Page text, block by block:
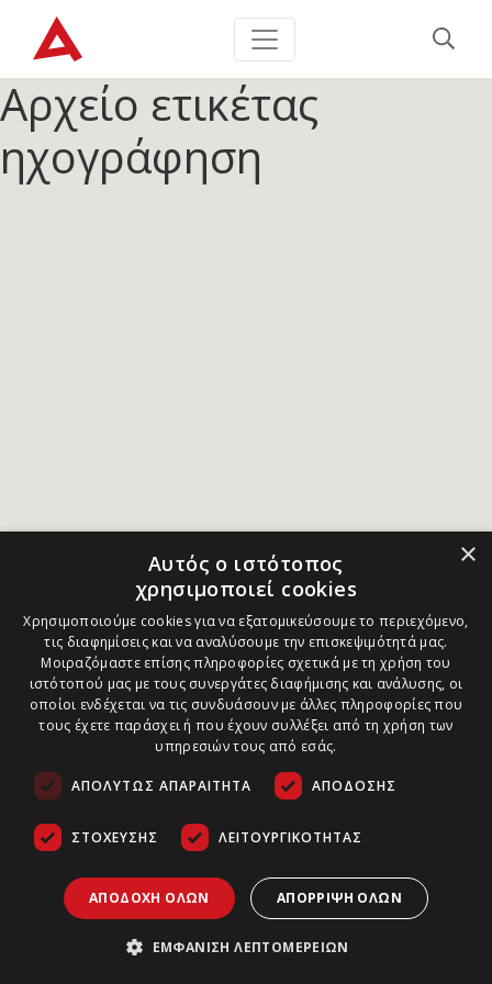
Αρχείο ετικέτας
ηχογράφηση
×
Αυτός ο ιστότοπος
χρησιμοποιεί cookies
Χρησιμοποιούμε cookies για να εξατομικεύσουμε το περιεχόμενο,
τις διαφημίσεις και να αναλύσουμε την επισκεψιμότητά μας.
Μοιραζόμαστε επίσης πληροφορίες σχετικά με τη χρήση του
ιστότοπού μας με τους συνεργάτες διαφήμισης και ανάλυσης, οι
οποίοι ενδέχεται να τις συνδυάσουν με άλλες πληροφορίες που
τους έχετε παράσχει ή που έχουν συλλέξει από τη χρήση των
υπηρεσιών τους από εσάς.
ΑΠΟΛΎΤΩΣ ΑΠΑΡΑΊΤΗΤΑ ΑΠΌΔΟΣΗΣ
ΣΤΌΧΕΥΣΗΣ ΛΕΙΤΟΥΡΓΙΚΌΤΗΤΑΣ
ΑΠΟΔΟΧΉ ΌΛΩΝ ΑΠΌΡΡΙΨΗ ΌΛΩΝ
ΕΜΦΆΝΙΣΗ ΛΕΠΤΟΜΕΡΕΙΏΝ